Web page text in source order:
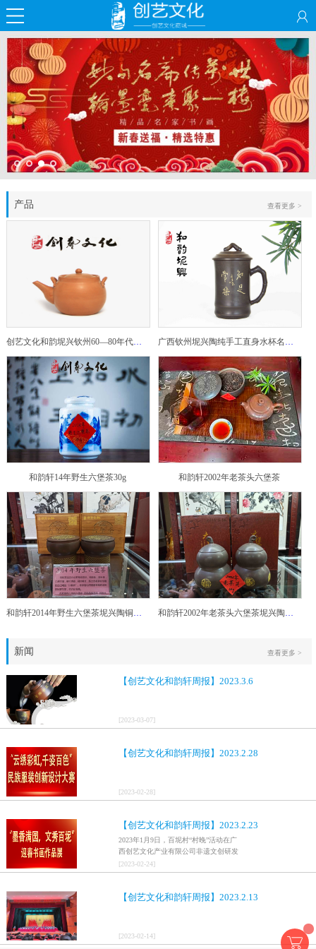
产品 查看更多 >
创艺文化和韵坭兴钦州60—80年代坭兴陶老壶——玉奎壶 广西钦州坭兴陶纯手工直身水杯名家陶瓷大师紫砂建水紫陶
和韵轩14年野生六堡茶30g 和韵轩2002年老茶头六堡茶
和韵轩2014年野生六堡茶坭兴陶铜鼓茶罐 和韵轩2002年老茶头六堡茶坭兴陶葫芦茶罐
新闻
【创艺文化和韵轩周报】2023.3.6
[2023-03-07]
【创艺文化和韵轩周报】2023.2.28
[2023-02-28]
【创艺文化和韵轩周报】2023.2.23
2023年1月9日，百坭村“村晚”活动在广
西创艺文化产业有限公司非遗文创研发
基地、百色市乐业县百坭壮族织布技艺
传承创意基地正式开启，活动紧扣“启航
村特色设计舞美，突出乡村文艺新体
[2023-02-24]
【创艺文化和韵轩周报】2023.2.13
[2023-02-14]
查看更多 >